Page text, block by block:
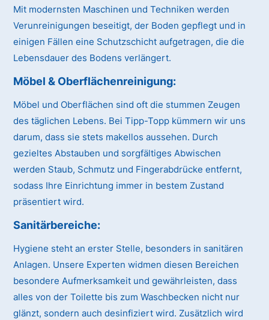
Mit modernsten Maschinen und Techniken werden
Verunreinigungen beseitigt, der Boden gepflegt und in
einigen Fällen eine Schutzschicht aufgetragen, die die
Lebensdauer des Bodens verlängert.
Möbel & Oberflächenreinigung:
Möbel und Oberflächen sind oft die stummen Zeugen
des täglichen Lebens. Bei Tipp-Topp kümmern wir uns
darum, dass sie stets makellos aussehen. Durch
gezieltes Abstauben und sorgfältiges Abwischen
werden Staub, Schmutz und Fingerabdrücke entfernt,
sodass Ihre Einrichtung immer in bestem Zustand
präsentiert wird.
Sanitärbereiche:
Hygiene steht an erster Stelle, besonders in sanitären
Anlagen. Unsere Experten widmen diesen Bereichen
besondere Aufmerksamkeit und gewährleisten, dass
alles von der Toilette bis zum Waschbecken nicht nur
glänzt, sondern auch desinfiziert wird. Zusätzlich wird